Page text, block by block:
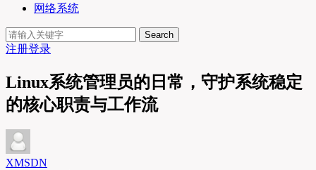
网络系统
Search
注册登录
Linux系统管理员的日常，守护系统稳定
的核心职责与工作流
XMSDN